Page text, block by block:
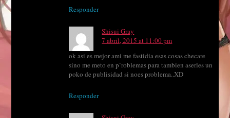
Responder
Shisui Gray
7 abril, 2015 at 11:00 pm
ok asi es mejor ami me fastidia esas cosas checare
sino me meto en p`roblemas para tambien aserles un
poko de publisidad si noes problema..XD
Responder